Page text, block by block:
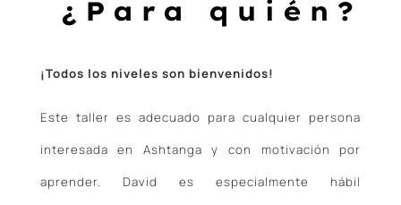
¿Para quién?
¡Todos los niveles son bienvenidos!
Este taller es adecuado para cualquier persona
interesada en Ashtanga y con motivación por
aprender. David es especialmente hábil